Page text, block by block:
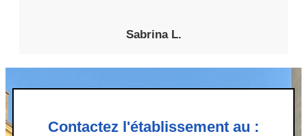
Sabrina L.
Contactez l'établissement au :